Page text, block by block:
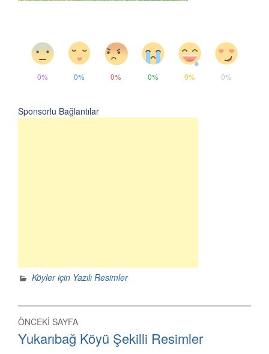
0% 0% 0% 0% 0% 0%
Sponsorlu Bağlantılar
Köyler için Yazılı Resimler
Yazı
dolaşımı
ÖNCEKI SAYFA
Önceki
Sayfa:
Yukarıbağ Köyü Şekilli Resimler